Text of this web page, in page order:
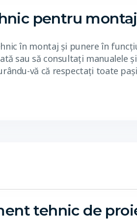
pentru
în montaj și punere în
sau să consultați manualele
vă că respectați toate
tehnic de